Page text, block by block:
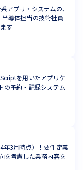
アプリ・システムの、
導体担当の技術社員
す
を用いたアプリケ
の予約・記録システム
年3月時点）！要件定義
を考慮した業務内容を